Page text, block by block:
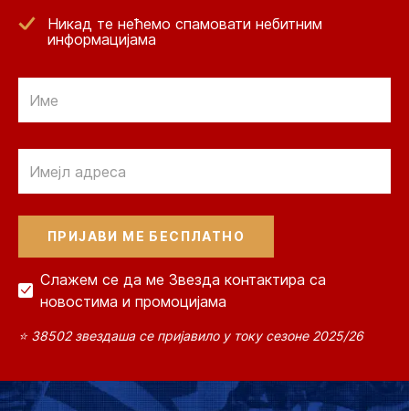
Никад те нећемо спамовати небитним
информацијама
Слажем се да ме Звезда контактира са
новостима и промоцијама
⭐ 38502 звездаша се пријавило у току сезоне 2025/26